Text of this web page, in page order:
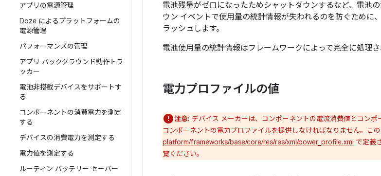
アプリの電源管理
Doze によるプラットフォームの
電源管理
パフォーマンスの管理
アプリ バックグラウンド動作トラ
ッカー
電池非搭載デバイスをサポートす
る
コンポーネントの消費電力を測定
する
デバイスの消費電力を測定する
電力値を測定する
ルーティン バッテリー セーバー
電池残量がゼロになったためシャットダウンするなど、電池
ウン イベントで使用量の統計情報が失われるのを防ぐために
ラッシュします。
電池使用量の統計情報はフレームワークによって完全に処理さ
電力プロファイルの値
注意: デバイス メーカーは、コンポーネントの電流消費値とコンポ
コンポーネントの電力プロファイルを提供しなければなりません。こ
platform/frameworks/base/core/res/res/xml/power_profile.xml で定義
覧ください。